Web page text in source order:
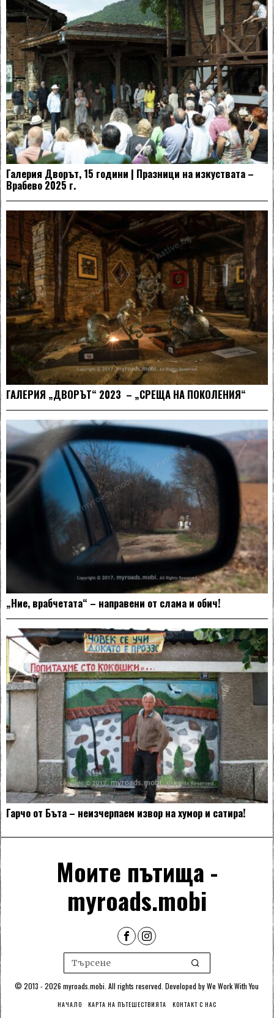
Галерия Дворът, 15 години | Празници на изкуствата –
Врабево 2025 г.
ГАЛЕРИЯ „ДВОРЪТ“ 2023 – „СРЕЩА НА ПОКОЛЕНИЯ“
„Ние, врабчетата“ – направени от слама и обич!
Гарчо от Бъта – неизчерпаем извор на хумор и сатира!
Моите пътища -
myroads.mobi
© 2013 - 2026 myroads.mobi. All rights reserved. Developed byWe Work With You
НАЧАЛО КАРТА НА ПЪТЕШЕСТВИЯТА КОНТАКТ С НАС